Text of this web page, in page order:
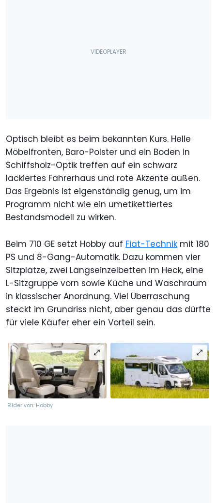
Optisch bleibt es beim bekannten Kurs. Helle
Möbelfronten, Baro-Polster und ein Boden in
Schiffsholz-Optik treffen auf ein schwarz
lackiertes Fahrerhaus und rote Akzente außen.
Das Ergebnis ist eigenständig genug, um im
Programm nicht wie ein umetikettiertes
Bestandsmodell zu wirken.
Beim 710 GE setzt Hobby auf Fiat-Technik mit 180
PS und 8-Gang-Automatik. Dazu kommen vier
Sitzplätze, zwei Längseinzelbetten im Heck, eine
L-Sitzgruppe vorn sowie Küche und Waschraum
in klassischer Anordnung. Viel Überraschung
steckt im Grundriss nicht, aber genau das dürfte
für viele Käufer eher ein Vorteil sein.
Bilder von: Hobby